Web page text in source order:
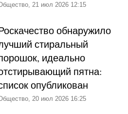
21 июл 2026 12:15
обнаружило
стиральный
идеально
пятна:
опубликован
20 июл 2026 16:25